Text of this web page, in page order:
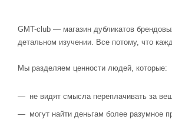
GMT-club — магазин дубликатов
детальном изучении. Все потому, что
Мы разделяем ценности людей, которые:
не видят смысла переплачивать за
могут найти деньгам более разумное